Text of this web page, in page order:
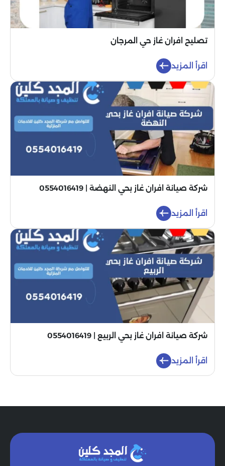
تصليح افران غاز حي المرجان
اقرأ المزيد
شركة صيانة افران غاز بحي النهضة | 0554016419
اقرأ المزيد
شركة صيانة افران غاز بحي الربيع | 0554016419
اقرأ المزيد